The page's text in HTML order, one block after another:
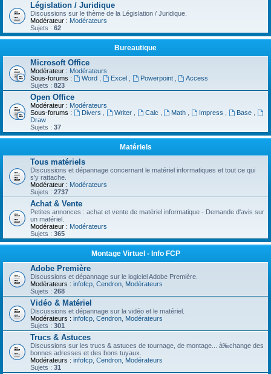
Législation / Juridique
Discussions sur le thème de la Législation / Juridique.
Modérateur : Modérateurs
Sujets : 62
Bureautique
Microsoft Office
Modérateur : Modérateurs
Sous-forums :
Word Excel Powerpoint
Access
Sujets : 823
Open Office
Modérateur : Modérateurs
Sous-forums :
Divers Writer Calc Math Impress Base
Draw
Sujets : 37
Matériels
Tous matériels
Discussions et dépannage concernant le matériel informatiques et tout ce qui
s'y rattache.
Modérateur : Modérateurs
Sujets : 2737
Achat & Vente
Petites annonces : achat et vente de matériel informatique - Demande d'avis sur
un matériel.
Modérateur : Modérateurs
Sujets : 365
Montage Virtuel - Info FCP
Adobe Première
Discussions et dépannage sur le logiciel Adobe Première.
Modérateurs : infofcp Cendron Modérateurs
Sujets : 268
Vidéo & Matériel
Discussions et dépannage sur la vidéo et le matériel.
Modérateurs : infofcp Cendron Modérateurs
Sujets : 301
Trucs & Astuces
Discussions sur les trucs & astuces de tournage, de montage... à‰change des
bonnes adresses et des bons tuyaux.
Modérateurs : infofcp Cendron Modérateurs
Sujets : 31